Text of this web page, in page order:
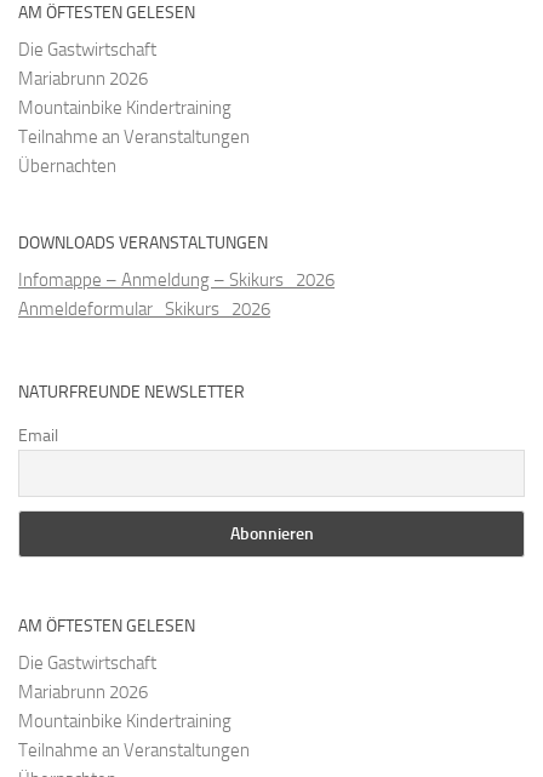
AM ÖFTESTEN GELESEN
Die Gastwirtschaft
Mariabrunn 2026
Mountainbike Kindertraining
Teilnahme an Veranstaltungen
Übernachten
DOWNLOADS VERANSTALTUNGEN
Infomappe – Anmeldung – Skikurs_2026
Anmeldeformular_Skikurs_2026
NATURFREUNDE NEWSLETTER
Email
AM ÖFTESTEN GELESEN
Die Gastwirtschaft
Mariabrunn 2026
Mountainbike Kindertraining
Teilnahme an Veranstaltungen